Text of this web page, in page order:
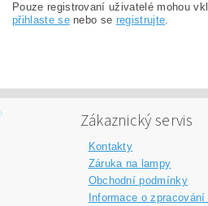
Pouze registrovaní uživatelé mohou
přihlaste senebo se registrujte.
Zákaznický servis
Kontakty
Záruka na lampy
Obchodní podmínky
Informace o